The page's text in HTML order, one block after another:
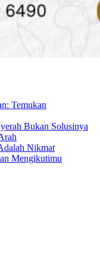
Temukan
Bukan Solusinya
Nikmat
Mengikutimu